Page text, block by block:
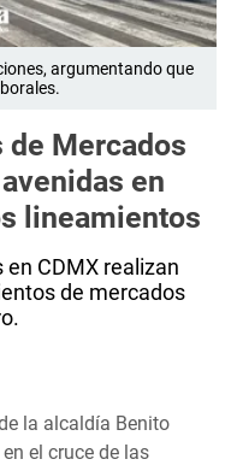
argumentando que
de Mercados
en
lineamientos
CDMX realizan
de mercados
la alcaldía Benito
el cruce de las